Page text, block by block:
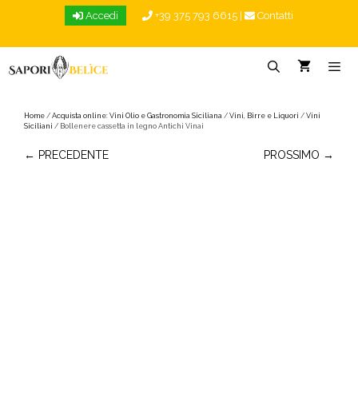
Accedi +39 375 793 6615 Contatti
Home / Acquista online: Vini Olio e Gastronomia Siciliana / Vini, Birre e Liquori / Vini
Siciliani / Bollenere cassetta in legno Antichi Vinai
← PRECEDENTE PROSSIMO →